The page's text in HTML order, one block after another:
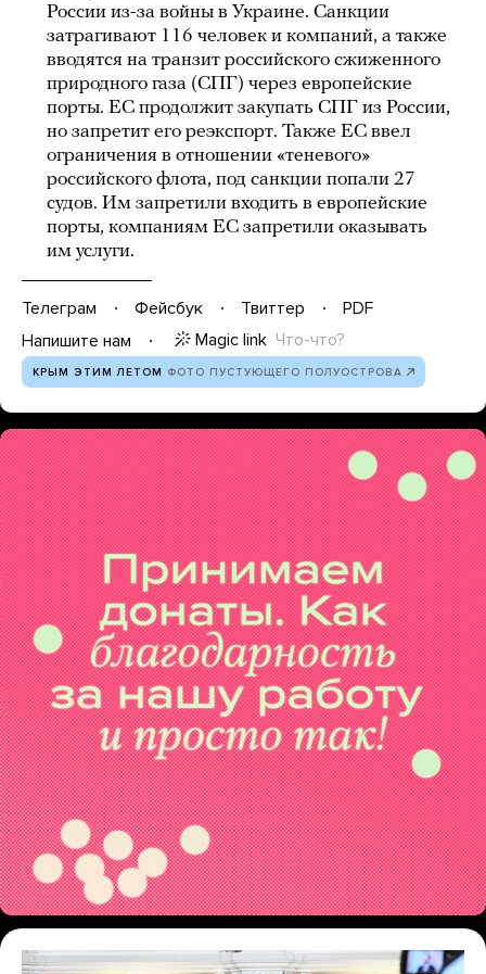
России из-за войны в Украине. Санкции
затрагивают 116 человек и компаний, а также
вводятся на транзит российского сжиженного
природного газа (СПГ) через европейские
порты. ЕС продолжит закупать СПГ из России,
но запретит его реэкспорт. Также ЕС ввел
ограничения в отношении «теневого»
российского флота, под санкции попали 27
судов. Им запретили входить в европейские
порты, компаниям ЕС запретили оказывать
им услуги.
Телеграм Фейсбук Твиттер
PDF
Напишите нам
Magic link Что-что?
КРЫМ ЭТИМ ЛЕТОМ ФОТО ПУСТУЮЩЕГО ПОЛУОСТРОВА